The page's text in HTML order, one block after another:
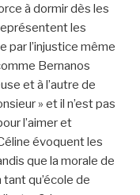
à dormir dès les
les
par l’injustice même
Bernanos
et à l’autre de
» et il n’est pas
l’aimer et
évoquent les
que la morale de
qu’école de